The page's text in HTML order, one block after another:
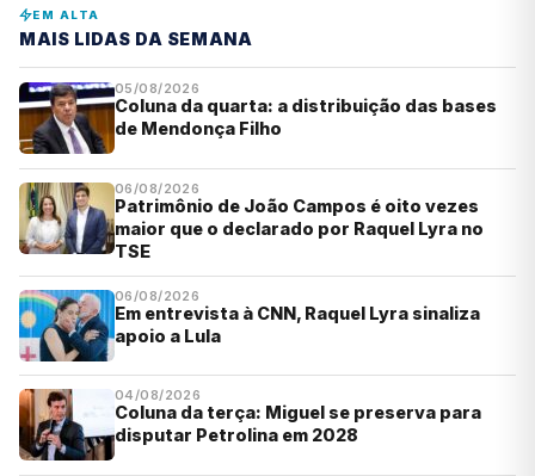
EM ALTA
MAIS LIDAS DA SEMANA
05/08/2026
Coluna da quarta: a distribuição das bases
de Mendonça Filho
06/08/2026
Patrimônio de João Campos é oito vezes
maior que o declarado por Raquel Lyra no
TSE
06/08/2026
Em entrevista à CNN, Raquel Lyra sinaliza
apoio a Lula
04/08/2026
Coluna da terça: Miguel se preserva para
disputar Petrolina em 2028